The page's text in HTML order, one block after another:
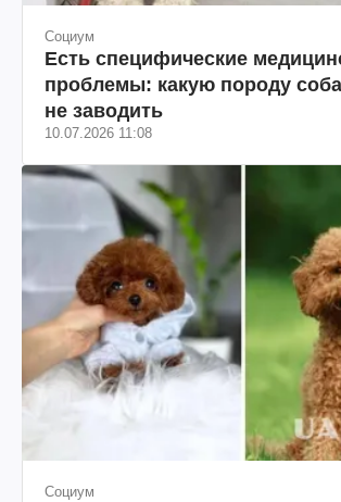
Социум
Есть специфические
проблемы: какую породу
не заводить
10.07.2026 11:08
Социум